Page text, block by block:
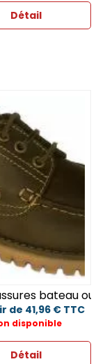
Détail
bateau
de 41,96 € TTC
disponible
Détail